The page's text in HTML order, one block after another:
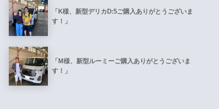
「K様、新型デリカD:5ご購入ありがとうございま
す！」
「M様、新型ルーミーご購入ありがとうございま
す！」